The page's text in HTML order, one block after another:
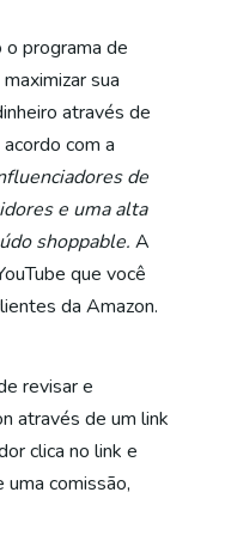
o programa de
sua
através de
com a
de
e uma alta
shoppable. A
que você
da Amazon.
revisar e
através de um link
clica no link e
uma comissão,